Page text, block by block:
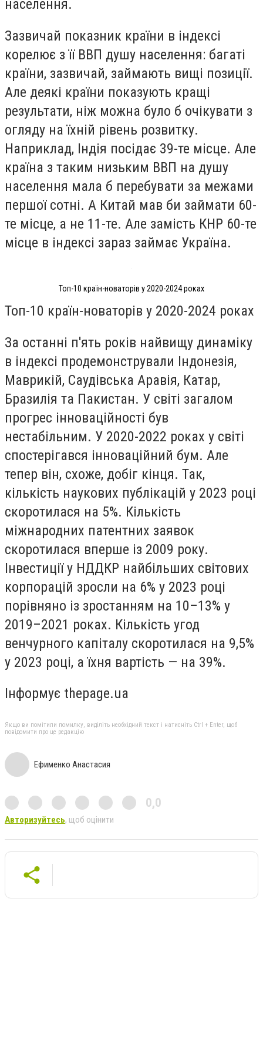
населення.
Зазвичай показник країни в індексі
корелює з її ВВП душу населення: багаті
країни, зазвичай, займають вищі позиції.
Але деякі країни показують кращі
результати, ніж можна було б очікувати з
огляду на їхній рівень розвитку.
Наприклад, Індія посідає 39-те місце. Але
країна з таким низьким ВВП на душу
населення мала б перебувати за межами
першої сотні. А Китай мав би займати 60-
те місце, а не 11-те. Але замість КНР 60-те
місце в індексі зараз займає Україна.
Топ-10 країн-новаторів у 2020-2024 роках
Топ-10 країн-новаторів у 2020-2024 роках
За останні п'ять років найвищу динаміку
в індексі продемонстрували Індонезія,
Маврикій, Саудівська Аравія, Катар,
Бразилія та Пакистан. У світі загалом
прогрес інноваційності був
нестабільним. У 2020-2022 роках у світі
спостерігався інноваційний бум. Але
тепер він, схоже, добіг кінця. Так,
кількість наукових публікацій у 2023 році
скоротилася на 5%. Кількість
міжнародних патентних заявок
скоротилася вперше із 2009 року.
Інвестиції у НДДКР найбільших світових
корпорацій зросли на 6% у 2023 році
порівняно із зростанням на 10–13% у
2019–2021 роках. Кількість угод
венчурного капіталу скоротилася на 9,5%
у 2023 році, а їхня вартість — на 39%.
Інформує thepage.ua
Якщо ви помітили помилку, виділіть необхідний текст і натисніть Ctrl + Enter, щоб
повідомити про це редакцію
Ефименко Анастасия
0,0
Авторизуйтесь, щоб оцінити